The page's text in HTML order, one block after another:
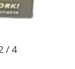
/ 4